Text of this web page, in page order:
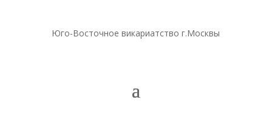
Юго-Восточное викариатство г.Москвы